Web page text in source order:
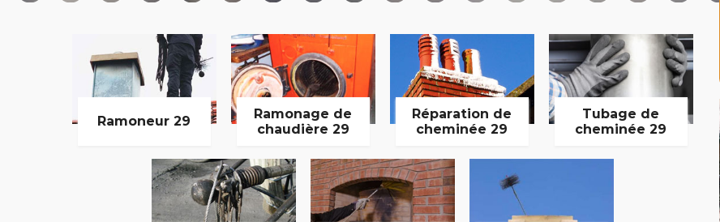
Ramoneur 29
Ramonage de
chaudière 29
Réparation de
cheminée 29
Tubage de
cheminée 29